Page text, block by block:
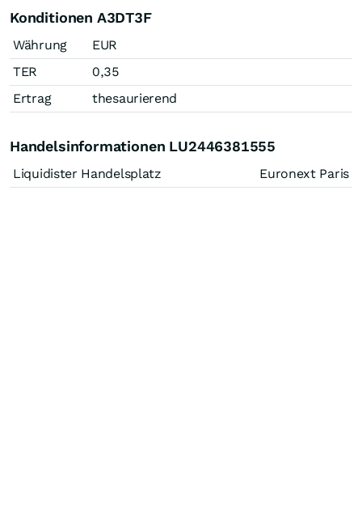
Konditionen A3DT3F
Währung
EUR
TER
0,35
Ertrag
thesaurierend
Handelsinformationen LU2446381555
Liquidister Handelsplatz Euronext Paris